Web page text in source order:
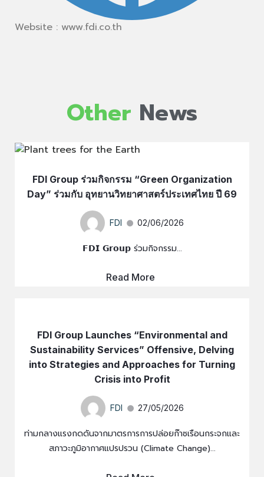
Website : www.fdi.co.th
Other News
FDI Group ร่วมกิจกรรม “Green Organization
Day” ร่วมกับ อุทยานวิทยาศาสตร์ประเทศไทย ปี 69
FDI 02/06/2026
𝗙𝗗𝗜 𝗚𝗿𝗼𝘂𝗽 ร่วมกิจกรรม...
Read More
FDI Group Launches “Environmental and
Sustainability Services” Offensive, Delving
into Strategies and Approaches for Turning
Crisis into Profit
FDI 27/05/2026
ท่ามกลางแรงกดดันจากมาตรการการปล่อยก๊าซเรือนกระจกและ
สภาวะภูมิอากาศแปรปรวน (Climate Change)...